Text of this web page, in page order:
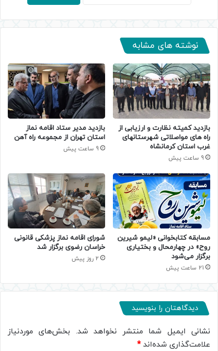
نوشته های مشابه
بازدید کمیته نظارت و ارزیابی از
راه های مواصلاتی شهرستانهای
غرب استان کرمانشاه
9 ساعت پیش
بازدید مدیر ستاد اقامه نماز
استان تهران از مجموعه راه آهن
9 ساعت پیش
مسابقه کتابخوانی «لیمو شیرین
روح» در چهارمحال و بختیاری
برگزار می‌شود
21 ساعت پیش
شورای اقامه نماز پزشکی قانونی
خراسان رضوی برگزار شد
2 روز پیش
دیدگاهتان را بنویسید
نشانی ایمیل شما منتشر نخواهد شد. بخش‌های موردنیاز
علامت‌گذاری شده‌اند*